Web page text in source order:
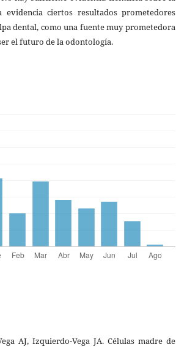
ciertos resultados prometedores
dental, como una fuente muy prometedora
el futuro de la odontología.
AJ, Izquierdo-Vega JA. Células madre de